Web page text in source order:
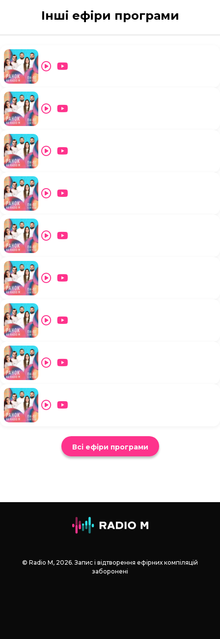
Інші ефіри програми
Всі ефіри програми
© Radio М, 2026. Запис і відтворення ефірних компіляцій
заборонені